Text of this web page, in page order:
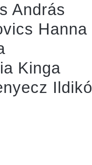
András
Hanna
Kinga
Ildikó